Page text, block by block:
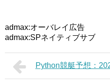
admax:オーバレイ広告
admax:SPネイティブサブ
Python競艇予想：